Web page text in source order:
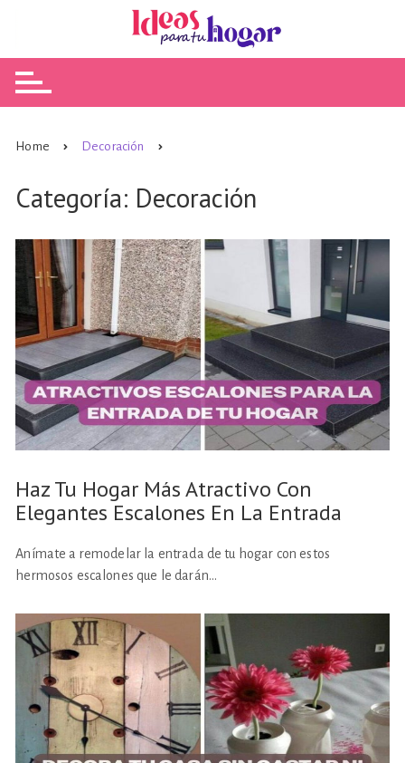
Home Decoración
Categoría: Decoración
Haz Tu Hogar Más Atractivo Con
Elegantes Escalones En La Entrada
Anímate a remodelar la entrada de tu hogar con estos
hermosos escalones que le darán…